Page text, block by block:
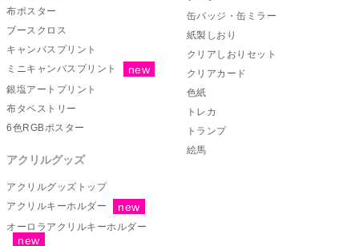
布ポスター
ブースクロス
キャンバスプリント
ミニキャンバスプリント
銀塩アートプリント
布タペストリー
6色RGBポスター
アクリルグッズ
アクリルグッズトップ
アクリルキーホルダー
オーロラアクリルキーホルダー
缶バッジ・缶ミラー
紙製しおり
クリアしおりセット
クリアカード
色紙
トレカ
トランプ
絵馬